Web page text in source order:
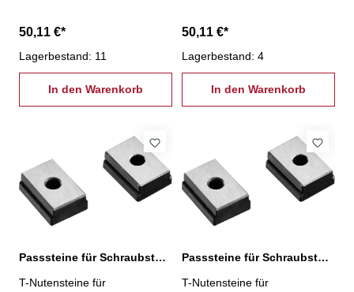
50,11 €*
Lagerbestand: 11
In den Warenkorb
50,11 €*
Lagerbestand: 4
In den Warenkorb
Passsteine für Schraubstöcke, 14/22 mm
T-Nutensteine für
Passsteine für Schraubstöcke, 16/12 mm
T-Nutensteine für